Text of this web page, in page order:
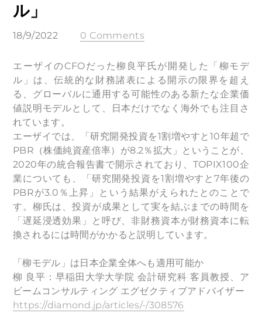
ル」
18/9/2022 0 Comments
エーザイのCFOだった柳良平氏が開発した「柳モデ
ル」は、伝統的な財務諸表による開示の限界を超え
る、グローバルに通用する可能性のある新たな企業価
値説明モデルとして、日本だけでなく海外でも注目さ
れています。
エーザイでは、「研究開発投資を1割増やすと10年超で
PBR（株価純資産倍率）が8.2％拡大」ということが、
2020年の統合報告書で開示されており、TOPIX100企
業についても、「研究開発投資を1割増やすと7年後の
PBRが3.0％上昇」という結果がえられたとのことで
す。柳氏は、投資が成果として実を結ぶまでの時間を
「遅延浸透効果」と呼び、非財務資本が財務資本に転
換されるには時間がかかると説明しています。
「柳モデル」は日本企業全体へも適用可能か
柳 良平：早稲田大学大学院 会計研究科 客員教授、ア
ビームコンサルティング エグゼクティブアドバイザー
https://diamond.jp/articles/-/308576